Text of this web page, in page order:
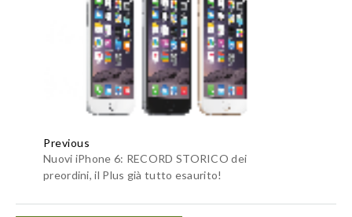
Previous
Nuovi iPhone 6: RECORD STORICO dei
preordini, il Plus già tutto esaurito!